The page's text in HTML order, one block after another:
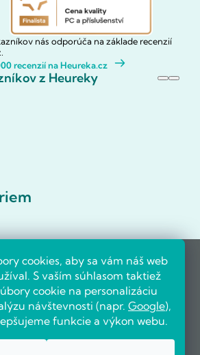
cookies, aby sa vám náš web
S vaším súhlasom taktiež
cookie na personalizáciu
návštevnosti (napr. Google),
funkcie a výkon webu.
nás odporúča na základe recenzií
recenzií na Heureka.cz
z Heureky